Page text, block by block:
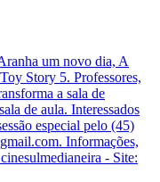
um novo dia, A
Story 5. Professores,
a sala de
de aula. Interessados
especial pelo (45)
Informações,
- Site: